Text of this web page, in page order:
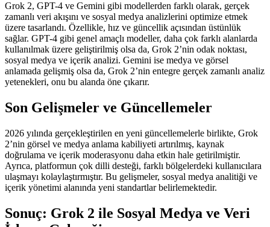
Grok 2, GPT-4 ve Gemini gibi modellerden farklı olarak, gerçek
zamanlı veri akışını ve sosyal medya analizlerini optimize etmek
üzere tasarlandı. Özellikle, hız ve güncellik açısından üstünlük
sağlar. GPT-4 gibi genel amaçlı modeller, daha çok farklı alanlarda
kullanılmak üzere geliştirilmiş olsa da, Grok 2’nin odak noktası,
sosyal medya ve içerik analizi. Gemini ise medya ve görsel
anlamada gelişmiş olsa da, Grok 2’nin entegre gerçek zamanlı analiz
yetenekleri, onu bu alanda öne çıkarır.
Son Gelişmeler ve Güncellemeler
2026 yılında gerçekleştirilen en yeni güncellemelerle birlikte, Grok
2’nin görsel ve medya anlama kabiliyeti artırılmış, kaynak
doğrulama ve içerik moderasyonu daha etkin hale getirilmiştir.
Ayrıca, platformun çok dilli desteği, farklı bölgelerdeki kullanıcılara
ulaşmayı kolaylaştırmıştır. Bu gelişmeler, sosyal medya analitiği ve
içerik yönetimi alanında yeni standartlar belirlemektedir.
Sonuç: Grok 2 ile Sosyal Medya ve Veri